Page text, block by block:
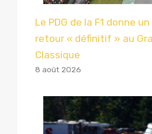
Le PDG de la F1 donne
retour « définitif » au
Classique
8 août 2026